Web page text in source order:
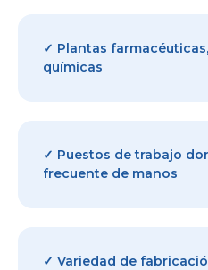
✓ Plantas
químicas
✓ Puestos de trabajo
frecuente de manos
✓ Variedad de